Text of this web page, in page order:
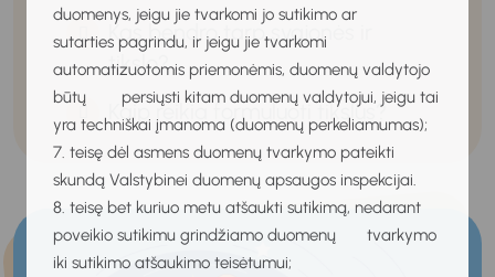
duomenys, jeigu jie tvarkomi jo sutikimo ar
sutarties pagrindu, ir jeigu jie tvarkomi
automatizuotomis priemonėmis, duomenų valdytojo
būtų persiųsti kitam duomenų valdytojui, jeigu tai
yra techniškai įmanoma (duomenų perkeliamumas);
7. teisę dėl asmens duomenų tvarkymo pateikti
skundą Valstybinei duomenų apsaugos inspekcijai.
8. teisę bet kuriuo metu atšaukti sutikimą, nedarant
poveikio sutikimu grindžiamo duomenų tvarkymo
iki sutikimo atšaukimo teisėtumui;
Kas bendro tarp svajonės ir
tikslo?
Kaip reikia formuluoti tikslus?